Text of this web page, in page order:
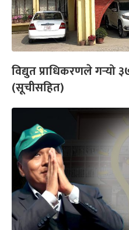
विद्युत प्राधिकरणले गर्‍यो
(सूचीसहित)